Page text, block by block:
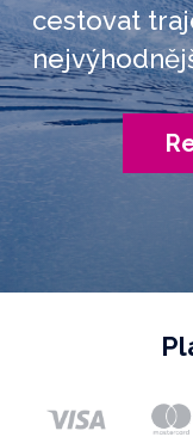
cestovat